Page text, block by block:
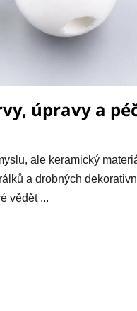
úpravy a
ale keramický
a drobných
vědět ...